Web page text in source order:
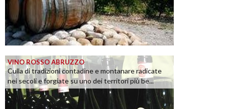
VINO ROSSO ABRUZZO
Culla di tradizioni contadine e montanare radicate
nei secoli e forgiate su uno dei territori più be...